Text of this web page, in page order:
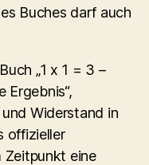
Buches darf auch
„1 x 1 = 3 –
Ergebnis“,
Widerstand in
offizieller
Zeitpunkt eine